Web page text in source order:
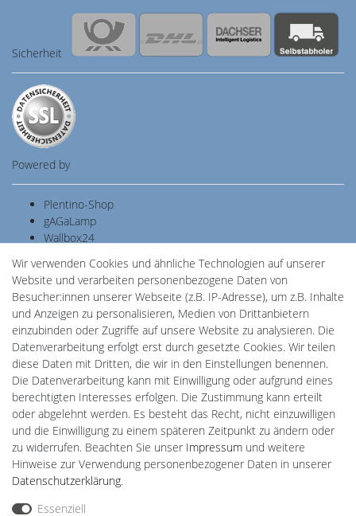
Sicherheit
Powered by
Plentino-Shop
gAGaLamp
Wallbox24
Batteriespeicher
PlentiSolar
Gebrauchtlicht
Ledkauf
DEYESOLAR
Lightech Connect
CardanLight Europe
FORTIMO LEDs
LED-RETROSHOP
MeinUSB
Impressum
Wir verwenden Cookies und ähnliche Technologien auf unserer
Website und verarbeiten personenbezogene Daten von
Besucher:innen unserer Webseite (z.B. IP-Adresse), um z.B. Inhalte
und Anzeigen zu personalisieren, Medien von Drittanbietern
einzubinden oder Zugriffe auf unsere Website zu analysieren. Die
Datenverarbeitung erfolgt erst durch gesetzte Cookies. Wir teilen
diese Daten mit Dritten, die wir in den Einstellungen benennen.
Die Datenverarbeitung kann mit Einwilligung oder aufgrund eines
berechtigten Interesses erfolgen. Die Zustimmung kann erteilt
oder abgelehnt werden. Es besteht das Recht, nicht einzuwilligen
und die Einwilligung zu einem späteren Zeitpunkt zu ändern oder
zu widerrufen. Beachten Sie unser Impressum und weitere
Hinweise zur Verwendung personenbezogener Daten in unserer
Daten­schutz­erklärung.
Essenziell